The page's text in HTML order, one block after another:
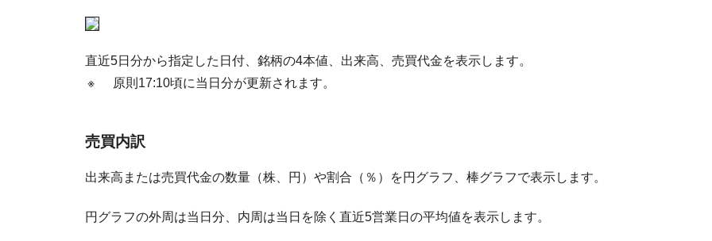
直近5日分から指定した日付、銘柄の4本値、出来高、売買代金を表示します。
※
原則17:10頃に当日分が更新されます。
売買内訳
出来高または売買代金の数量（株、円）や割合（％）を円グラフ、棒グラフで表示します。
円グラフの外周は当日分、内周は当日を除く直近5営業日の平均値を表示します。